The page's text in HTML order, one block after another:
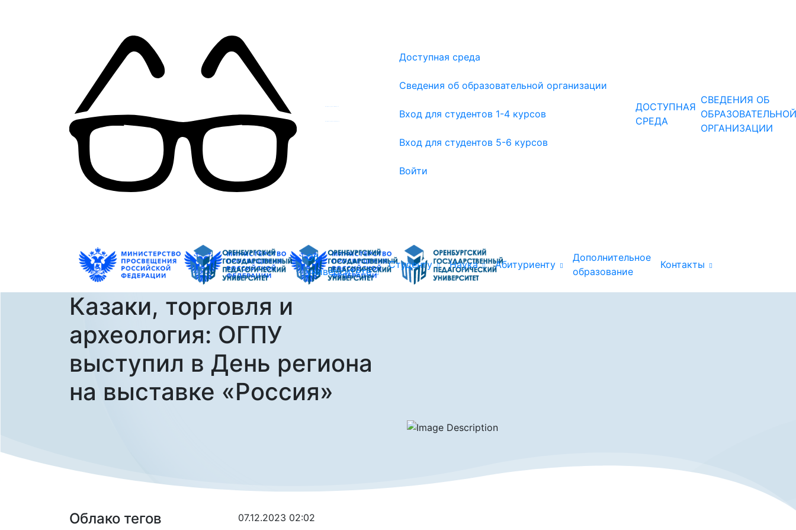
Доступная среда
Сведения об образовательной организации
Вход для студентов 1-4 курсов
Вход для студентов 5-6 курсов
Войти
ДОСТУПНАЯ
СРЕДА
СВЕДЕНИЯ ОБ
ОБРАЗОВАТЕЛЬНОЙ
ОРГАНИЗАЦИИ
Об
университете
Студенту Наука Абитуриенту
Дополнительное
образование
Контакты
Казаки, торговля и
археология: ОГПУ
выступил в День региона
на выставке «Россия»
07.12.2023 02:02
Облако тегов